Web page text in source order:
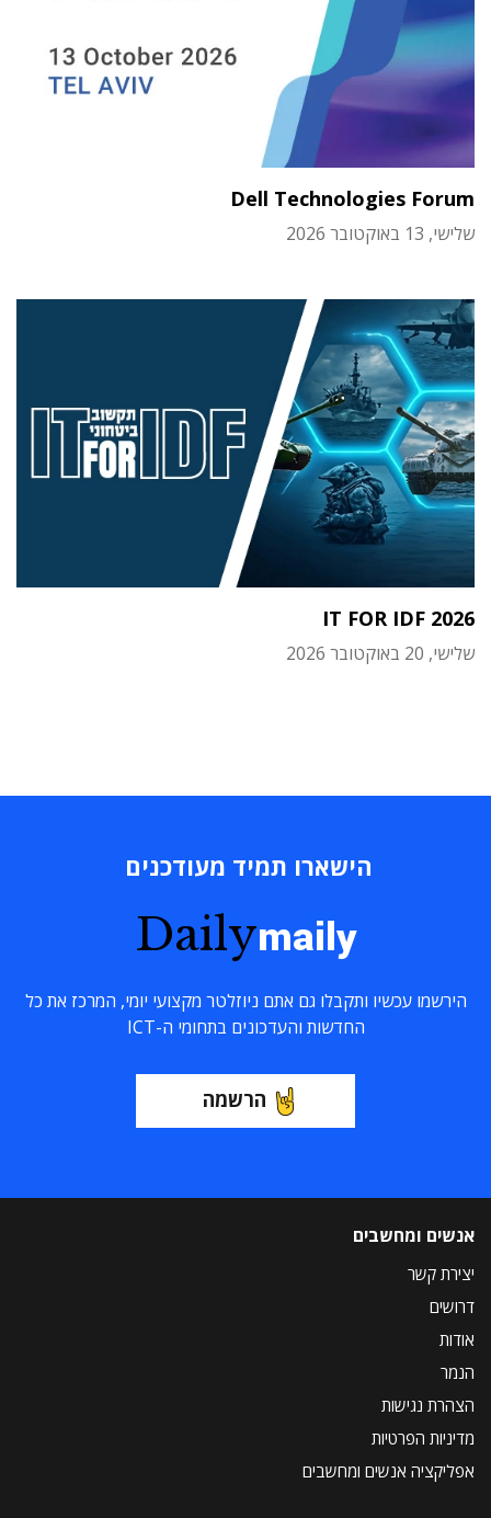
Dell Technologies Forum
שלישי, 13 באוקטובר 2026
IT FOR IDF 2026
שלישי, 20 באוקטובר 2026
הישארו תמיד מעודכנים
Dailymaily
הירשמו עכשיו ותקבלו גם אתם ניוזלטר מקצועי יומי, המרכז את כל
החדשות והעדכונים בתחומי ה-ICT
הרשמה
אנשים ומחשבים
יצירת קשר
דרושים
אודות
הנמר
הצהרת נגישות
מדיניות הפרטיות
אפליקציה אנשים ומחשבים